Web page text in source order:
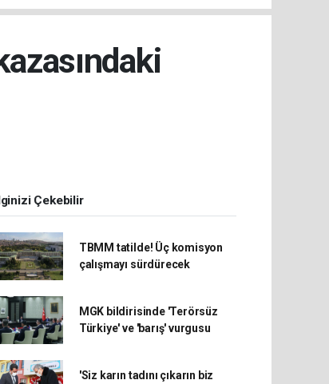
Çekebilir
TBMM tatilde! Üç komisyon
çalışmayı sürdürecek
MGK bildirisinde 'Terörsüz
Türkiye' ve 'barış' vurgusu
'Siz karın tadını çıkarın biz